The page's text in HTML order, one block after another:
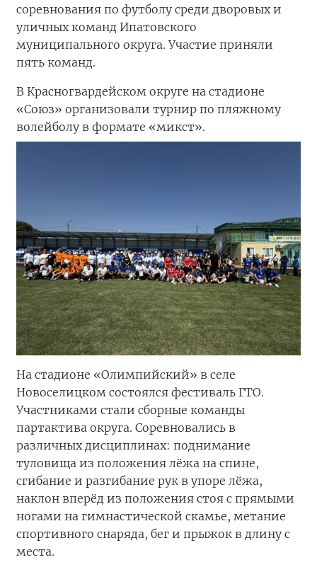
соревнования по футболу среди дворовых и
уличных команд Ипатовского
муниципального округа. Участие приняли
пять команд.
В Красногвардейском округе на стадионе
«Союз» организовали турнир по пляжному
волейболу в формате «микст».
На стадионе «Олимпийский» в селе
Новоселицком состоялся фестиваль ГТО.
Участниками стали сборные команды
партактива округа. Соревновались в
различных дисциплинах: поднимание
туловища из положения лёжа на спине,
сгибание и разгибание рук в упоре лёжа,
наклон вперёд из положения стоя с прямыми
ногами на гимнастической скамье, метание
спортивного снаряда, бег и прыжок в длину с
места.